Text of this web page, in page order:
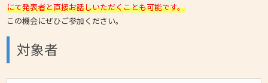
にて発表者と直接お話しいただくことも可能です。
この機会にぜひご参加ください。
対象者